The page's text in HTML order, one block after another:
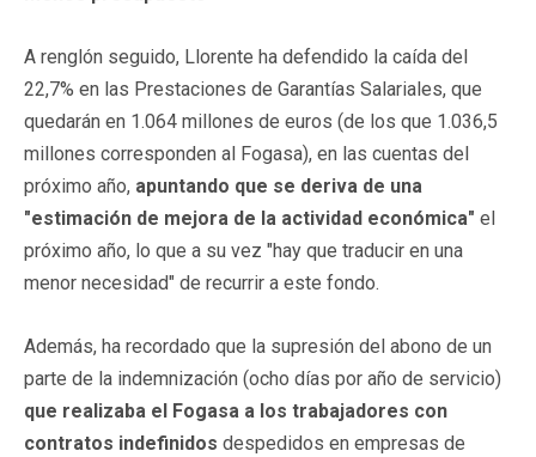
A renglón seguido, Llorente ha defendido la caída del
22,7% en las Prestaciones de Garantías Salariales, que
quedarán en 1.064 millones de euros (de los que 1.036,5
millones corresponden al Fogasa), en las cuentas del
próximo año, apuntando que se deriva de una
"estimación de mejora de la actividad económica" el
próximo año, lo que a su vez "hay que traducir en una
menor necesidad" de recurrir a este fondo.
Además, ha recordado que la supresión del abono de un
parte de la indemnización (ocho días por año de servicio)
que realizaba el Fogasa a los trabajadores con
contratos indefinidos despedidos en empresas de